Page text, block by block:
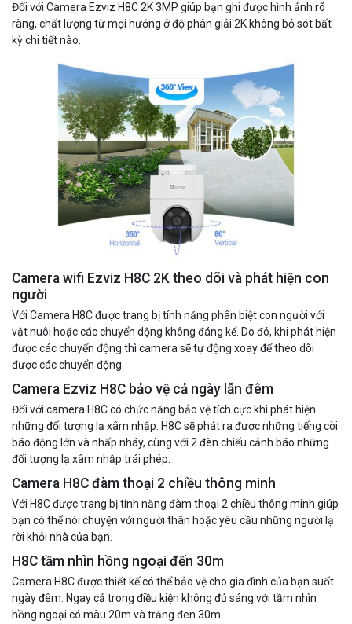
Đối với Camera Ezviz H8C 2K 3MP giúp bạn ghi được hình ảnh rõ
ràng, chất lượng từ mọi hướng ở độ phân giải 2K không bỏ sót bất
kỳ chi tiết nào.
Camera wifi Ezviz H8C 2K theo dõi và phát hiện con
người
Với Camera H8C được trang bị tính năng phân biệt con người với
vật nuôi hoặc các chuyển dộng không đáng kể. Do đó, khi phát hiện
được các chuyển động thì camera sẽ tự động xoay để theo dõi
được các chuyển động.
Camera Ezviz H8C bảo vệ cả ngày lẫn đêm
Đối với camera H8C có chức năng bảo vệ tích cực khi phát hiện
những đối tượng lạ xâm nhập. H8C sẽ phát ra được những tiếng còi
báo động lớn và nhấp nháy, cùng với 2 đèn chiếu cảnh báo những
đối tượng lạ xâm nhập trái phép.
Camera H8C đàm thoại 2 chiều thông minh
Với H8C được trang bị tính năng đàm thoại 2 chiều thông minh giúp
bạn có thể nói chuyện với người thân hoặc yêu cầu những người lạ
rời khỏi nhà của bạn.
H8C tầm nhìn hồng ngoại đến 30m
Camera H8C được thiết kế có thể bảo vệ cho gia đình của bạn suốt
ngày đêm. Ngay cả trong điều kiện không đủ sáng với tầm nhìn
hồng ngoại có màu 20m và trắng đen 30m.
Đèn năng lượng mặt trời tích hợp camera quan sát Akiko
SSO100C
Liên hệ
MUA NGAY